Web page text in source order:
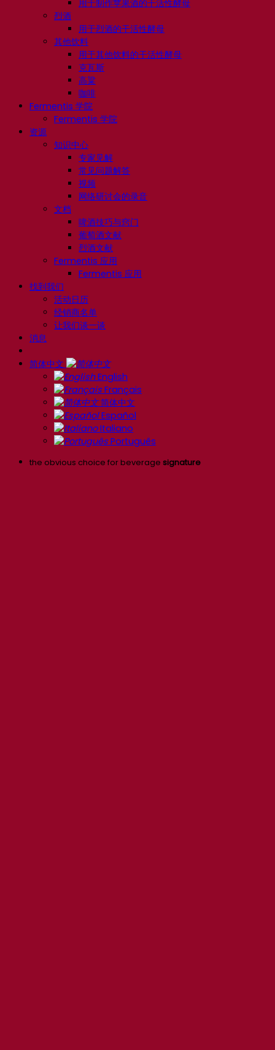
用于制作苹果酒的干活性酵母
烈酒
用于烈酒的干活性酵母
其他饮料
用于其他饮料的干活性酵母
克瓦斯
高粱
咖啡
Fermentis 学院
Fermentis 学院
资源
知识中心
专家见解
常见问题解答
视频
网络研讨会的录音
文档
啤酒技巧与窍门
葡萄酒文献
烈酒文献
Fermentis 应用
Fermentis 应用
找到我们
活动日历
经销商名单
让我们谈一谈
消息
简体中文
English
Français
简体中文
Español
Italiano
Português
the obvious choice for beverage signature